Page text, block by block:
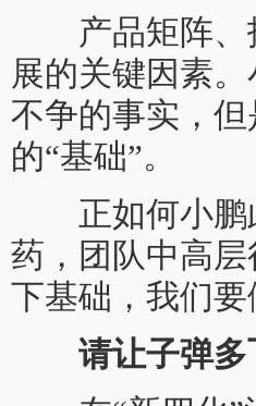
产品矩阵、
展的关键因素
不争的事实，
的“基础”。
正如何小鹏
药，团队中高
下基础，我们
请让子弹多